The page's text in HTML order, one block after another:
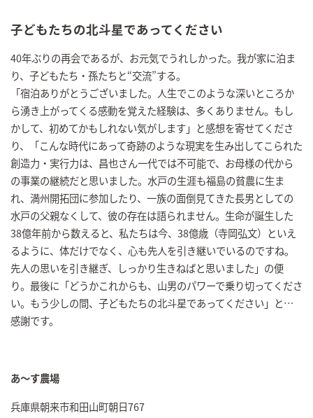
子どもたちの北斗星であってください
40年ぶりの再会であるが、お元気でうれしかった。我が家に泊ま
り、子どもたち・孫たちと“交流”する。
「宿泊ありがとうございました。人生でこのような深いところか
ら湧き上がってくる感動を覚えた経験は、多くありません。もし
かして、初めてかもしれない気がします」と感想を寄せてくださ
り、「こんな時代にあって奇跡のような現実を生み出してこられた
創造力・実行力は、昌也さん一代では不可能で、お母様の代から
の事業の継続だと思いました。水戸の生涯も福島の貧農に生ま
れ、満州開拓団に参加したり、一族の面倒見てきた長男としての
水戸の父親なくして、彼の存在は語られません。生命が誕生した
38億年前から数えると、私たちは今、38億歳（寺岡弘文）といえ
るように、体だけでなく、心も先人を引き継いでいるのですね。
先人の思いを引き継ぎ、しっかり生きねばと思いました」の便
り。最後に「どうかこれからも、山男のパワーで乗り切ってくださ
い。もう少しの間、子どもたちの北斗星であってください」と…
感謝です。
あ～す農場
兵庫県朝来市和田山町朝日767